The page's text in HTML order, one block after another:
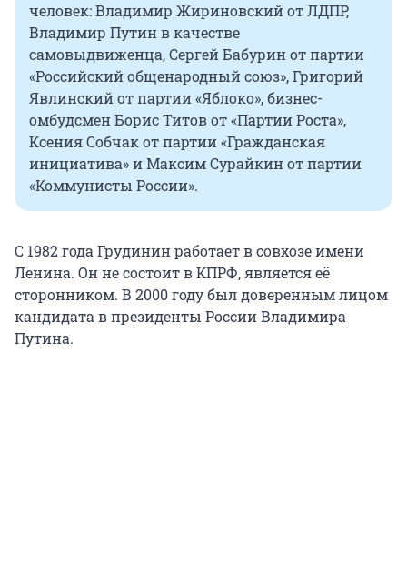
человек: Владимир Жириновский от ЛДПР,
Владимир Путин в качестве
самовыдвиженца, Сергей Бабурин от партии
«Российский общенародный союз», Григорий
Явлинский от партии «Яблоко», бизнес-
омбудсмен Борис Титов от «Партии Роста»,
Ксения Собчак от партии «Гражданская
инициатива» и Максим Сурайкин от партии
«Коммунисты России».
С 1982 года Грудинин работает в совхозе имени
Ленина. Он не состоит в КПРФ, является её
сторонником. В 2000 году был доверенным лицом
кандидата в президенты России Владимира
Путина.